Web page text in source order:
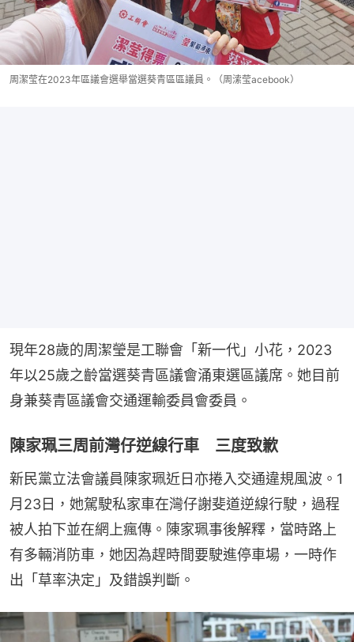
周潔莹在2023年區議會選舉當選葵青區區議員。（周溹莹acebook）
現年28歲的周潔瑩是工聯會「新一代」小花，2023
年以25歲之齡當選葵青區議會涌東選區議席。她目前
身兼葵青區議會交通運輸委員會委員。
陳家珮三周前灣仔逆線行車 三度致歉
新民黨立法會議員陳家珮近日亦捲入交通違規風波。1
月23日，她駕駛私家車在灣仔謝斐道逆線行駛，過程
被人拍下並在網上瘋傳。陳家珮事後解釋，當時路上
有多輛消防車，她因為趕時間要駛進停車場，一時作
出「草率決定」及錯誤判斷。